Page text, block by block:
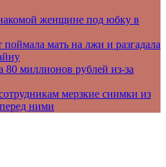
женщине под юбку в
мать на лжи и разгадала
80 миллионов рублей из-за
мерзкие снимки из
ними